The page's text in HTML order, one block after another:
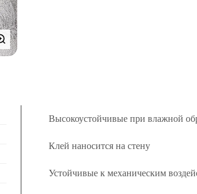
Высокоустойчивые при влажной
Клей наносится на стену
Устойчивые к механическим